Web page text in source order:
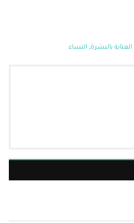
العناية بالبشرة, النساء